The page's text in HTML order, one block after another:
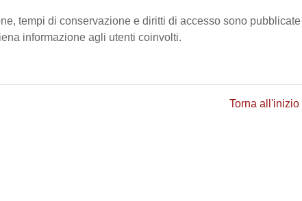
tempi di conservazione e diritti di accesso sono
informazione agli utenti coinvolti.
Torna all'inizio